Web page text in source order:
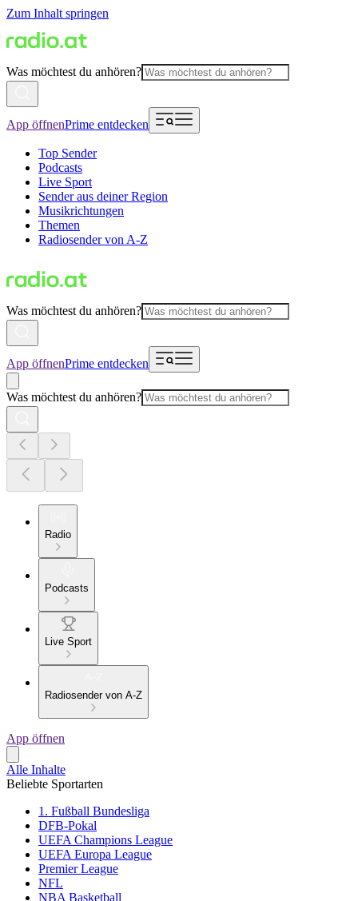
Zum Inhalt springen
Was möchtest du anhören?
App öffnenPrime entdecken
Top Sender
Podcasts
Live Sport
Sender aus deiner Region
Musikrichtungen
Themen
Radiosender von A-Z
Was möchtest du anhören?
App öffnenPrime entdecken
Was möchtest du anhören?
Radio
Podcasts
Live Sport
Radiosender von A-Z
App öffnen
Alle Inhalte
Beliebte Sportarten
1. Fußball Bundesliga
DFB-Pokal
UEFA Champions League
UEFA Europa League
Premier League
NFL
NBA Basketball